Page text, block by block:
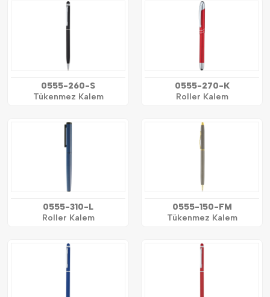
0555-260-S
Tükenmez Kalem
0555-270-K
Roller Kalem
0555-310-L
Roller Kalem
0555-150-FM
Tükenmez Kalem